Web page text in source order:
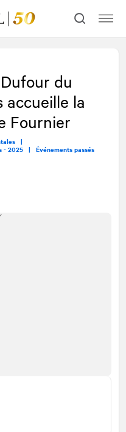
du
accueille la
Fournier
|
- 2025 | Événements passés